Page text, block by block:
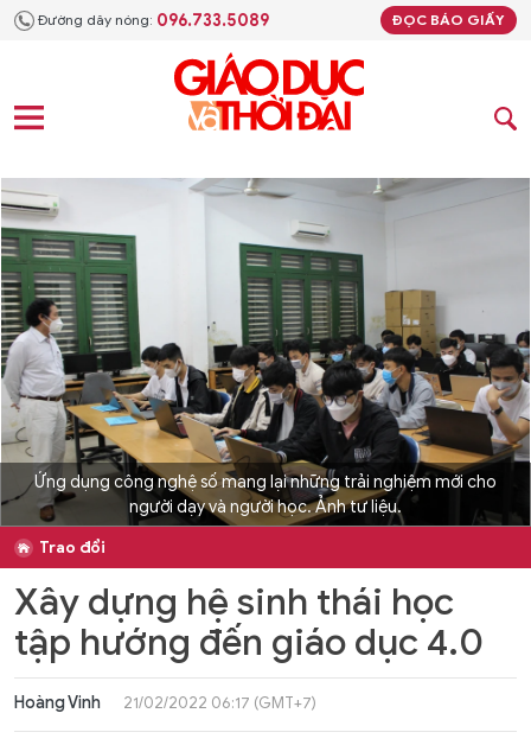
Đường dây nóng: 096.733.5089 ĐỌC BÁO GIẤY
Ứng dụng công nghệ số mang lại những trải nghiệm mới cho
người dạy và người học. Ảnh tư liệu.
Trao đổi
Xây dựng hệ sinh thái học
tập hướng đến giáo dục 4.0
Hoàng Vinh 21/02/2022 06:17 (GMT+7)